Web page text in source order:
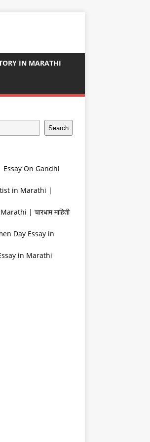
IN MARATHI
Search
| Essay On Gandhi
in Marathi |
| चारधाम माहिती
Day Essay in
Essay in Marathi